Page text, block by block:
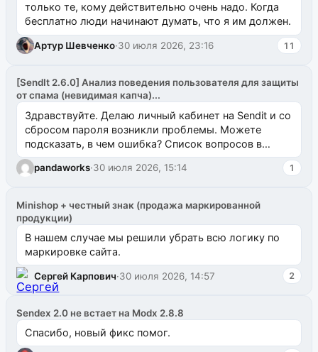
только те, кому действительно очень надо. Когда
бесплатно люди начинают думать, что я им должен.
Артур Шевченко·30 июля 2026, 23:16 11
[SendIt 2.6.0] Анализ поведения пользователя для защиты
от спама (невидимая капча)...
Здравствуйте. Делаю личный кабинет на Sendit и со
сбросом пароля возникли проблемы. Можете
подсказать, в чем ошибка? Список вопросов в
одноименном разделе на modx.pro пока пуст, и,...
pandaworks·30 июля 2026, 15:14 1
Minishop + честный знак (продажа маркированной
продукции)
В нашем случае мы решили убрать всю логику по
маркировке сайта.
Сергей Карпович·30 июля 2026, 14:57 2
Sendex 2.0 не встает на Modx 2.8.8
Спасибо, новый фикс помог.